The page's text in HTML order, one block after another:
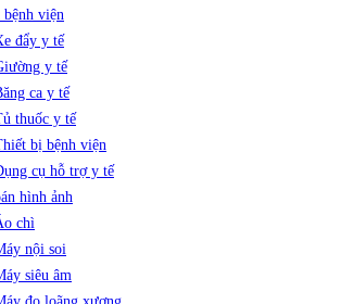
viện
đẩy y tế
y tế
ca y tế
thuốc y tế
bị bệnh viện
cụ hỗ trợ y tế
hình ảnh
chì
nội soi
siêu âm